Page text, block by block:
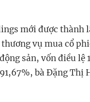
mới được thành
vụ mua cổ
sản, vốn điều lệ
bà Đặng Thị